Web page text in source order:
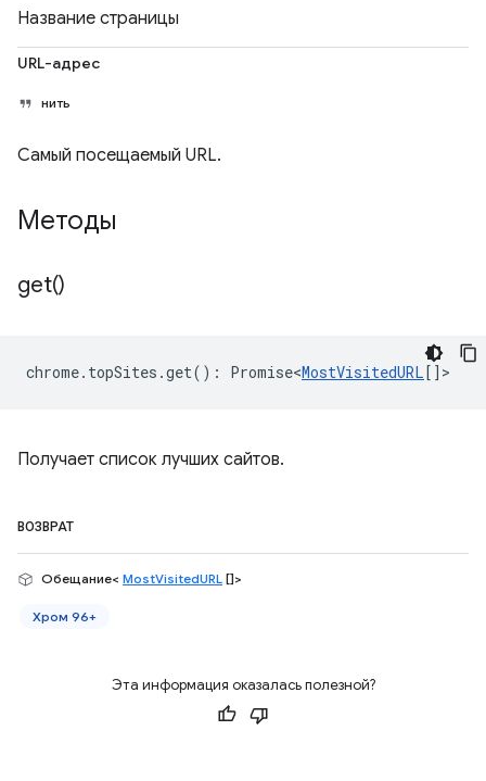
Название страницы
URL-адрес
нить
Самый посещаемый URL.
Методы
get()
chrome. topSites .get() : Promise<MostVisitedURL[] >
Получает список лучших сайтов.
ВОЗВРАТ
Обещание< MostVisitedURL []>
Хром 96+
Эта информация оказалась полезной?